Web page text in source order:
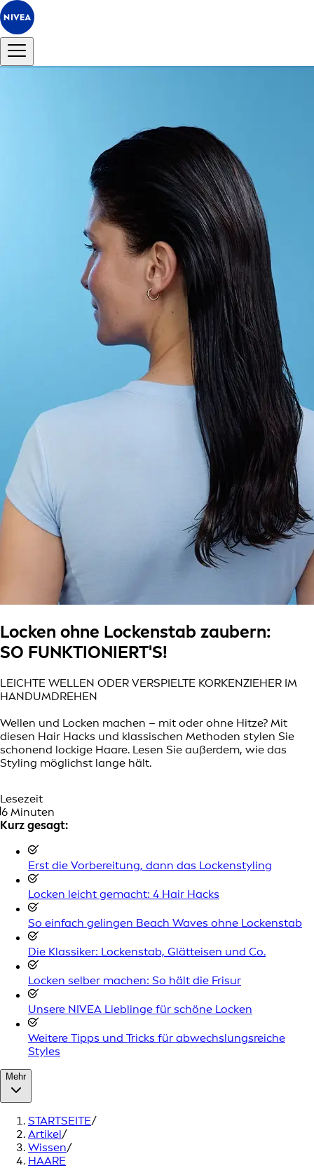
Locken ohne Lockenstab zaubern:
SO FUNKTIONIERT'S!
LEICHTE WELLEN ODER VERSPIELTE KORKENZIEHER IM
HANDUMDREHEN
Wellen und Locken machen – mit oder ohne Hitze? Mit
diesen Hair Hacks und klassischen Methoden stylen Sie
schonend lockige Haare. Lesen Sie außerdem, wie das
Styling möglichst lange hält.
Lesezeit
6 Minuten
Kurz gesagt:
Erst die Vorbereitung, dann das Lockenstyling
Locken leicht gemacht: 4 Hair Hacks
So einfach gelingen Beach Waves ohne Lockenstab
Die Klassiker: Lockenstab, Glätteisen und Co.
Locken selber machen: So hält die Frisur
Unsere NIVEA Lieblinge für schöne Locken
Weitere Tipps und Tricks für abwechslungsreiche
Styles
Mehr
STARTSEITE/
Artikel/
Wissen/
HAARE